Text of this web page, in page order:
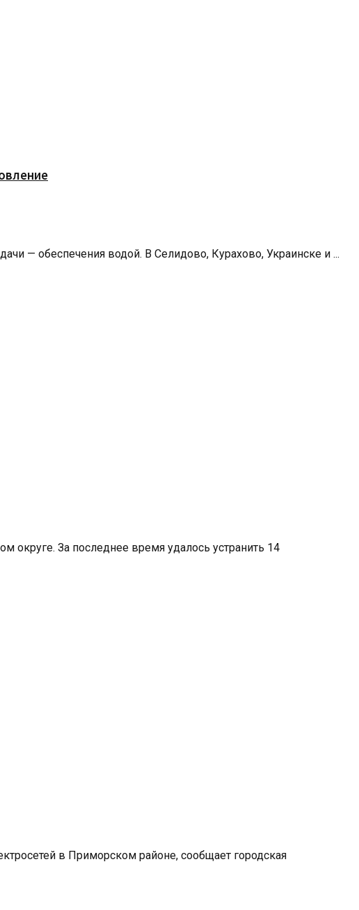
— обеспечения водой. В Селидово, Курахово, Украинске и ...
За последнее время удалось устранить 14
в Приморском районе, сообщает городская